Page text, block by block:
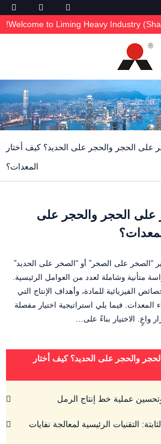
Welcome to Liming Heavy Industry
على الحجر والحجر على الحديد؟ كيف أختار
المعدات؟
على الحجر والحجر على
“الصخر على الصخر” أو “الصخر على الحديد”
متأنية وشاملة لعدد من العوامل الرئيسية.
الفيزيائية للمادة، وأهداف الإنتاج التي
فيما يلي استراتيجية اختيار مفصلة
واعٍ. الاختيار بناءً على…
والحجر على الحديد؟ كيف أختار
عملية خط إنتاج الرمل
التقنيات الرئيسية لمعالجة نفايات